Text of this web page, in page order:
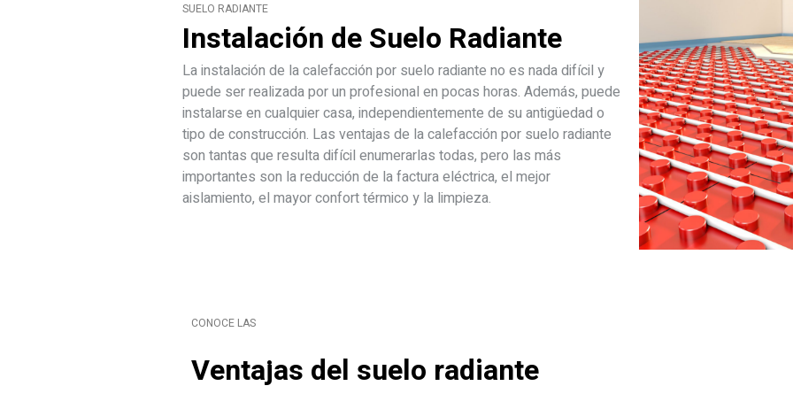
SUELO RADIANTE
Instalación de Suelo Radiante
La instalación de la calefacción por suelo radiante no es nada difícil y
puede ser realizada por un profesional en pocas horas. Además, puede
instalarse en cualquier casa, independientemente de su antigüedad o
tipo de construcción. Las ventajas de la calefacción por suelo radiante
son tantas que resulta difícil enumerarlas todas, pero las más
importantes son la reducción de la factura eléctrica, el mejor
aislamiento, el mayor confort térmico y la limpieza.
CONOCE LAS
Ventajas del suelo radiante